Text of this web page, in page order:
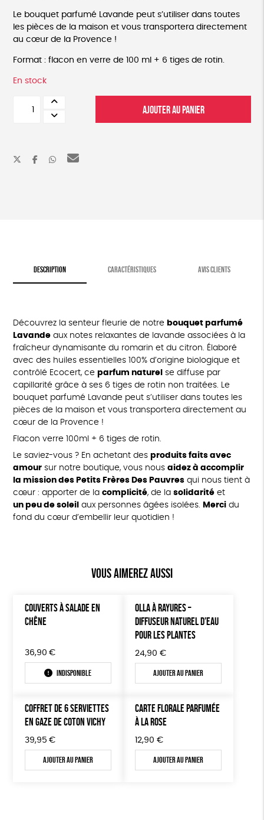
Le bouquet parfumé Lavande peut s’utiliser dans toutes
les pièces de la maison et vous transportera directement
au cœur de la Provence !
Format : flacon en verre de 100 ml + 6 tiges de rotin.
En stock
lavande
AJOUTER AU PANIER
DESCRIPTION CARACTÉRISTIQUES AVIS CLIENTS
Découvrez la senteur fleurie de notre bouquet parfumé
Lavandeaux notes relaxantes de lavande associées à la
fraîcheur dynamisante du romarin et du citron. Élaboré
avec des huiles essentielles 100% d’origine biologique et
contrôlé Ecocert, ce parfum naturel se diffuse par
capillarité grâce à ses 6 tiges de rotin non traitées. Le
bouquet parfumé Lavande peut s’utiliser dans toutes les
pièces de la maison et vous transportera directement au
cœur de la Provence !
Flacon verre 100ml + 6 tiges de rotin.
Le saviez-vous ? En achetant des produits faits avec
amoursur notre boutique, vous nous aidez à accomplir
la mission des Petits Frères Des Pauvresqui nous tient à
cœur : apporter de la complicité, de la solidaritéet
un peu de soleil aux personnes âgées isolées. Mercidu
fond du cœur d’embellir leur quotidien !
Vous aimerez aussi
COUVERTS À SALADE EN
CHÊNE
36,90 €
Indisponible
OLLA À RAYURES –
DIFFUSEUR NATUREL D’EAU
POUR LES PLANTES
24,90 €
Ajouter au panier
COFFRET DE 6 SERVIETTES
EN GAZE DE COTON VICHY
39,95 €
Ajouter au panier
CARTE FLORALE PARFUMÉE
À LA ROSE
12,90 €
Ajouter au panier